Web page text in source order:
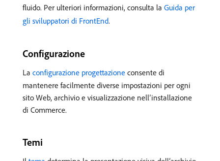
fluido. Per ulteriori informazioni, consulta la Guida per
gli sviluppatori di FrontEnd.
Configurazione
La configurazione progettazione consente di
mantenere facilmente diverse impostazioni per ogni
sito Web, archivio e visualizzazione nell’installazione
di Commerce.
Temi